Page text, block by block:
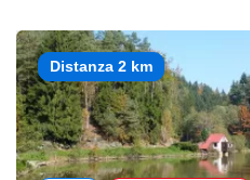
Distanza 2 km